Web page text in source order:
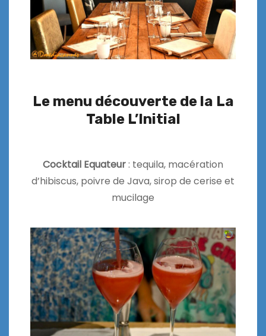
Le menu découverte de la La
Table L’Initial
Cocktail Equateur: tequila, macération
d’hibiscus, poivre de Java, sirop de cerise et
mucilage